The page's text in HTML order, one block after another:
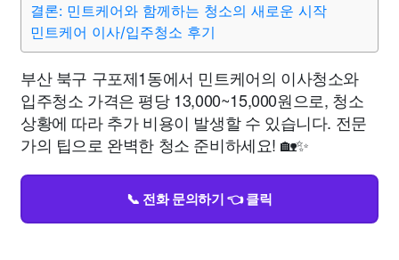
결론: 민트케어와 함께하는 청소의 새로운 시작
민트케어 이사/입주청소 후기
부산 북구 구포제1동에서 민트케어의 이사청소와
입주청소 가격은 평당 13,000~15,000원으로, 청소
상황에 따라 추가 비용이 발생할 수 있습니다. 전문
가의 팁으로 완벽한 청소 준비하세요! 🏡✨
📞 전화 문의하기 👈 클릭